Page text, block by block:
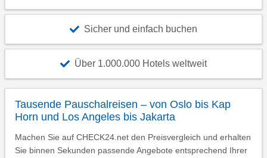
Sicher und einfach buchen
Über 1.000.000 Hotels weltweit
Tausende Pauschalreisen – von Oslo bis Kap
Horn und Los Angeles bis Jakarta
Machen Sie auf CHECK24.net den Preisvergleich und erhalten
Sie binnen Sekunden passende Angebote entsprechend Ihrer